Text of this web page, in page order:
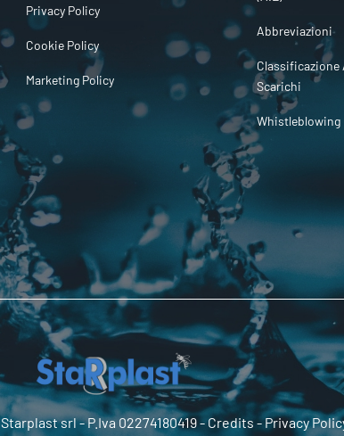
Privacy Policy
Cookie Policy
Marketing Policy
Abbreviazioni
Classificazione
Scarichi
Whistleblowing
Starplast srl- P.Iva 02274180419 - Credits -Privacy